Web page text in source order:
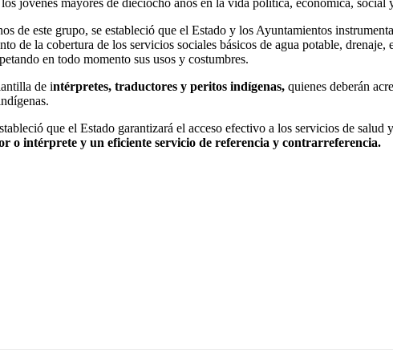
jóvenes mayores de dieciocho años en la vida política, económica, social
de este grupo, se estableció que el Estado y los Ayuntamientos
de la cobertura de los servicios sociales básicos de agua potable,
en todo momento sus usos y costumbres.
de intérpretes, traductores y peritos indígenas, quienes deberán
que el Estado garantizará el acceso efectivo a los servicios de salud
o intérprete y un eficiente servicio de referencia y contrarreferencia.